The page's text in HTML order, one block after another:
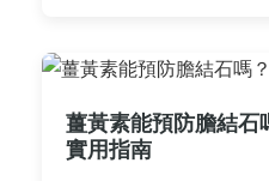
薑黃素能預防膽結石
實用指南